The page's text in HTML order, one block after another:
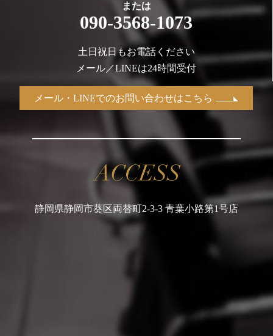
または
090-3568-1073
土日祝日もお電話ください
メール／LINEは24時間受付
メール・LINEでのお問い合わせはこちら
静岡県静岡市葵区両替町2-3-3 青葉小路第1号店